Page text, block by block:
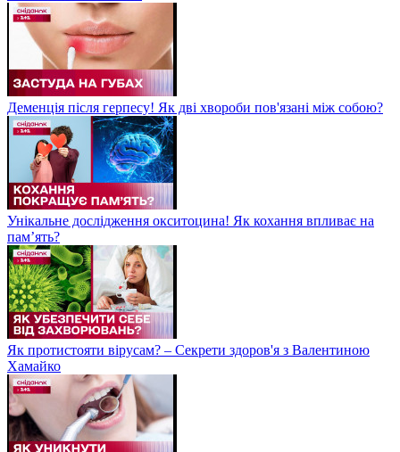
Деменція після герпесу! Як дві хвороби пов'язані між собою?
Унікальне дослідження окситоцина! Як кохання впливає на
пам’ять?
Як протистояти вірусам? – Секрети здоров'я з Валентиною
Хамайко